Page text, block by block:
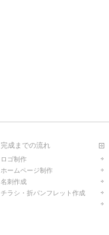
完成までの流れ
ロゴ制作
ホームページ制作
名刺作成
チラシ・折パンフレット作成